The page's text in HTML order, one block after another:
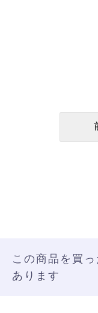
この商品を買
あります